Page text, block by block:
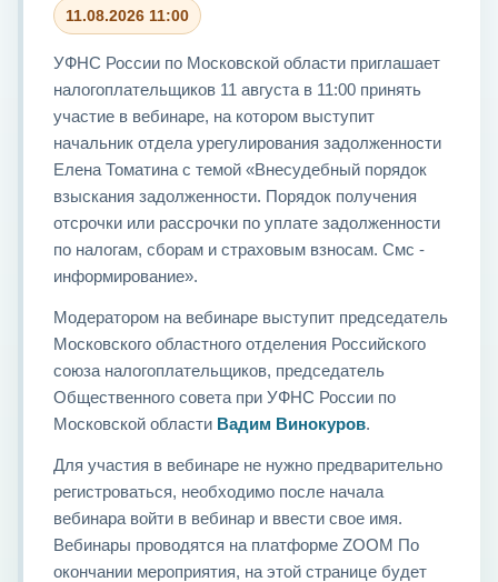
11.08.2026 11:00
УФНС России по Московской области приглашает
налогоплательщиков 11 августа в 11:00 принять
участие в вебинаре, на котором выступит
начальник отдела урегулирования задолженности
Елена Томатина с темой «Внесудебный порядок
взыскания задолженности. Порядок получения
отсрочки или рассрочки по уплате задолженности
по налогам, сборам и страховым взносам. Смс -
информирование».
Модератором на вебинаре выступит председатель
Московского областного отделения Российского
союза налогоплательщиков, председатель
Общественного совета при УФНС России по
Московской области Вадим Винокуров.
Для участия в вебинаре не нужно предварительно
регистроваться, необходимо после начала
вебинара войти в вебинар и ввести свое имя.
Вебинары проводятся на платформе ZOOM По
окончании мероприятия, на этой странице будет